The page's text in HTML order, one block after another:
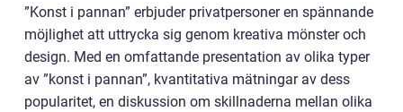
”Konst i pannan” erbjuder privatpersoner en spännande
möjlighet att uttrycka sig genom kreativa mönster och
design. Med en omfattande presentation av olika typer
av ”konst i pannan”, kvantitativa mätningar av dess
popularitet, en diskussion om skillnaderna mellan olika